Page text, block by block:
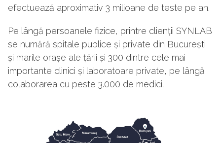
efectuează aproximativ 3 milioane de teste pe an.
Pe lângă persoanele fizice, printre clienții SYNLAB
se numără spitale publice și private din București
și marile orașe ale țării și 300 dintre cele mai
importante clinici și laboratoare private, pe lângă
colaborarea cu peste 3.000 de medici.